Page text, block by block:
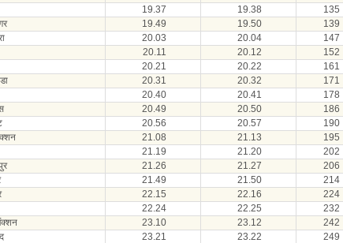
19.37 19.38
135
19.49 19.50
139
20.03 20.04
147
20.11 20.12
152
20.21 20.22
161
20.31 20.32
171
20.40 20.41
178
20.49 20.50
186
20.56 20.57
190
21.08 21.13
195
21.19 21.20
202
21.26 21.27
206
21.49 21.50
214
22.15 22.16
224
22.24 22.25
232
23.10 23.12
242
23.21 23.22
249